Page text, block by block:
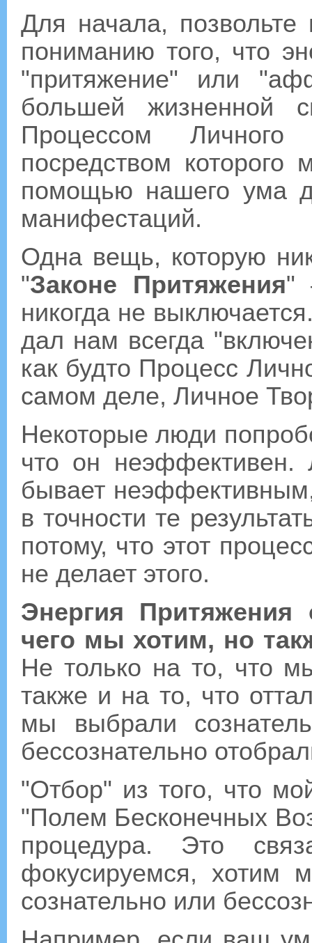
Для начала,
пониманию того, что
"притяжение" или
большей жизненной
Процессом
посредством
помощью нашего ума
манифестаций.
Одна вещь, которую
"Законе Притяжения"
никогда не
дал нам всегда
как будто Процесс
самом деле, Личное
Некоторые люди
что он неэффективен.
бывает
в точности те
потому, что этот
не делает этого.
Энергия Притяжения
чего мы хотим, но
Не только на то, что
также и на то, что
мы выбрали
бессознательно
"Отбор" из того, что
"Полем Бесконечных
процедура. Это
фокусируемся, хотим
сознательно или